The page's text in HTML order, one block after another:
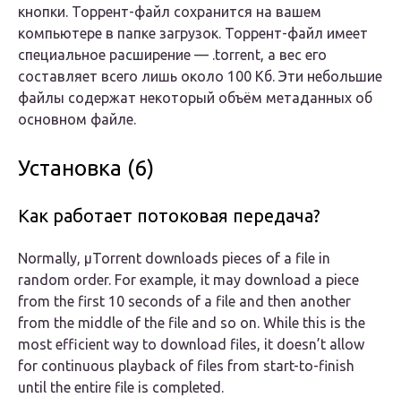
кнопки. Торрент-файл сохранится на вашем
компьютере в папке загрузок. Торрент-файл имеет
специальное расширение — .torrent, а вес его
составляет всего лишь около 100 Кб. Эти небольшие
файлы содержат некоторый объём метаданных об
основном файле.
Установка (6)
Как работает потоковая передача?
Normally, µTorrent downloads pieces of a file in
random order. For example, it may download a piece
from the first 10 seconds of a file and then another
from the middle of the file and so on. While this is the
most efficient way to download files, it doesn’t allow
for continuous playback of files from start-to-finish
until the entire file is completed.